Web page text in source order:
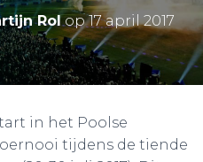
W
S
N
Rolop17 april 2017
in het Poolse
tijdens de tiende